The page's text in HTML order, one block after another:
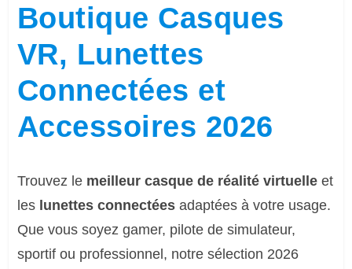
Boutique Casques
VR, Lunettes
Connectées et
Accessoires 2026
Trouvez le meilleur casque de réalité virtuelleet
les lunettes connectéesadaptées à votre usage.
Que vous soyez gamer, pilote de simulateur,
sportif ou professionnel, notre sélection 2026